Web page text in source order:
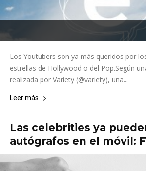
Los Youtubers son ya más queridos por
estrellas de Hollywood o del Pop.Según
realizada por Variety (@variety), una...
Leer más
Las celebrities ya
autógrafos en el móvil: